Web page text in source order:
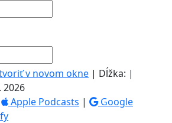
v novom okne | Dĺžka: |
2026
Apple Podcasts |
Google